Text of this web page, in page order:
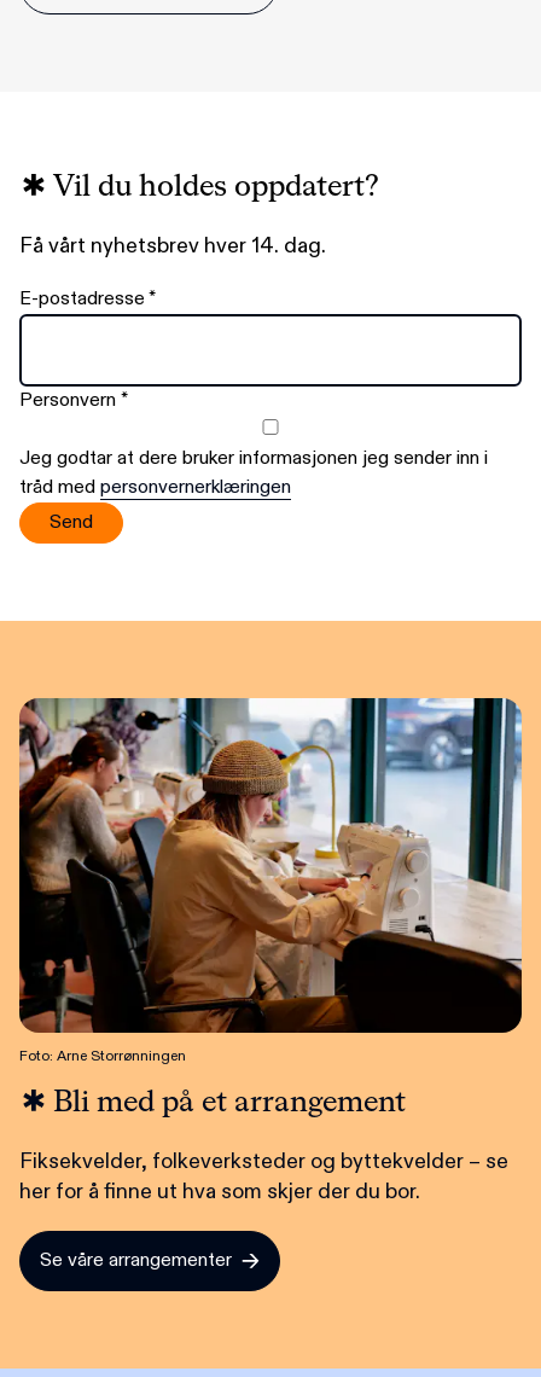
Vil du holdes oppdatert?
Få vårt nyhetsbrev hver 14. dag.
E-postadresse*
Personvern*
Jeg godtar at dere bruker informasjonen jeg sender inn i
tråd medpersonvernerklæringen
Send
Foto: Arne Storrønningen
Bli med på et arrangement
Fiksekvelder, folkeverksteder og byttekvelder – se
her for å finne ut hva som skjer der du bor.
Se våre arrangementer